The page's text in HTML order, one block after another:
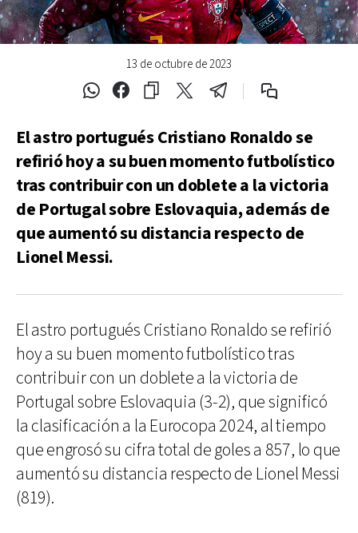
13 de octubre de 2023
El astro portugués Cristiano Ronaldo se
refirió hoy a su buen momento futbolístico
tras contribuir con un doblete a la victoria
de Portugal sobre Eslovaquia, además de
que aumentó su distancia respecto de
Lionel Messi.
El astro portugués Cristiano Ronaldo se refirió
hoy a su buen momento futbolístico tras
contribuir con un doblete a la victoria de
Portugal sobre Eslovaquia (3-2), que significó
la clasificación a la Eurocopa 2024, al tiempo
que engrosó su cifra total de goles a 857, lo que
aumentó su distancia respecto de Lionel Messi
(819).